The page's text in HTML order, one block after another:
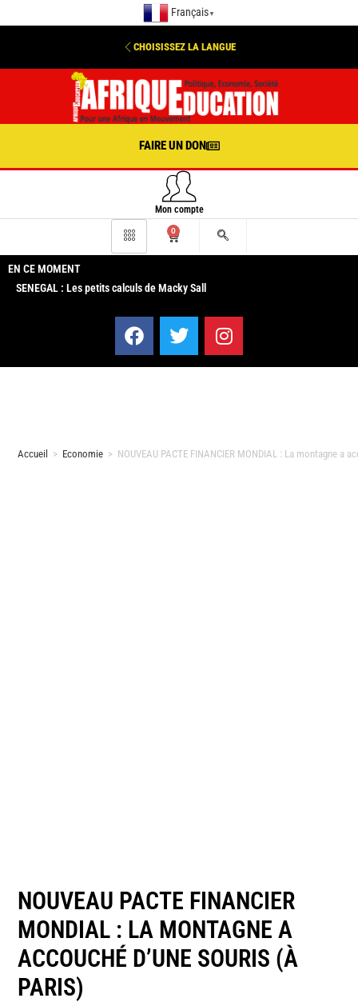
Français ▼
CHOISISSEZ LA LANGUE
FAIRE UN DON
Mon compte
0
EN CE MOMENT
SENEGAL : Les petits calculs de Macky Sall
Accueil > Economie > NOUVEAU PACTE FINANCIER MONDIAL : La montagne a
NOUVEAU PACTE FINANCIER
MONDIAL : LA MONTAGNE A
ACCOUCHÉ D’UNE SOURIS (À
PARIS)